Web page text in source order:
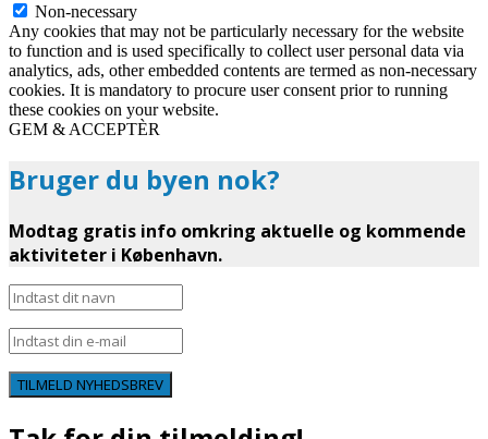
Non-necessary
Any cookies that may not be particularly necessary for the website
to function and is used specifically to collect user personal data via
analytics, ads, other embedded contents are termed as non-necessary
cookies. It is mandatory to procure user consent prior to running
these cookies on your website.
GEM & ACCEPTÈR
Bruger du byen nok?
Modtag gratis info omkring aktuelle og kommende
aktiviteter i København.
TILMELD NYHEDSBREV